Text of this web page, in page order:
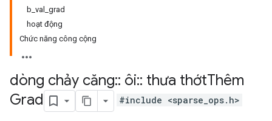
b_val_grad
hoạt động
Chức năng công cộng
dòng chảy căng:: ôi:: thưa thớtThêm
Grad
#include <sparse_ops.h>